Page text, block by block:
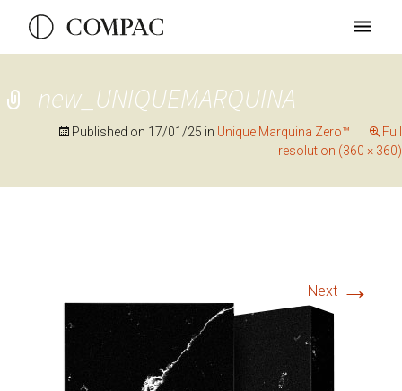
new_UNIQUEMARQUINA
Published on 17/01/25 in Unique Marquina Zero™
Full
resolution (360 × 360)
Next →